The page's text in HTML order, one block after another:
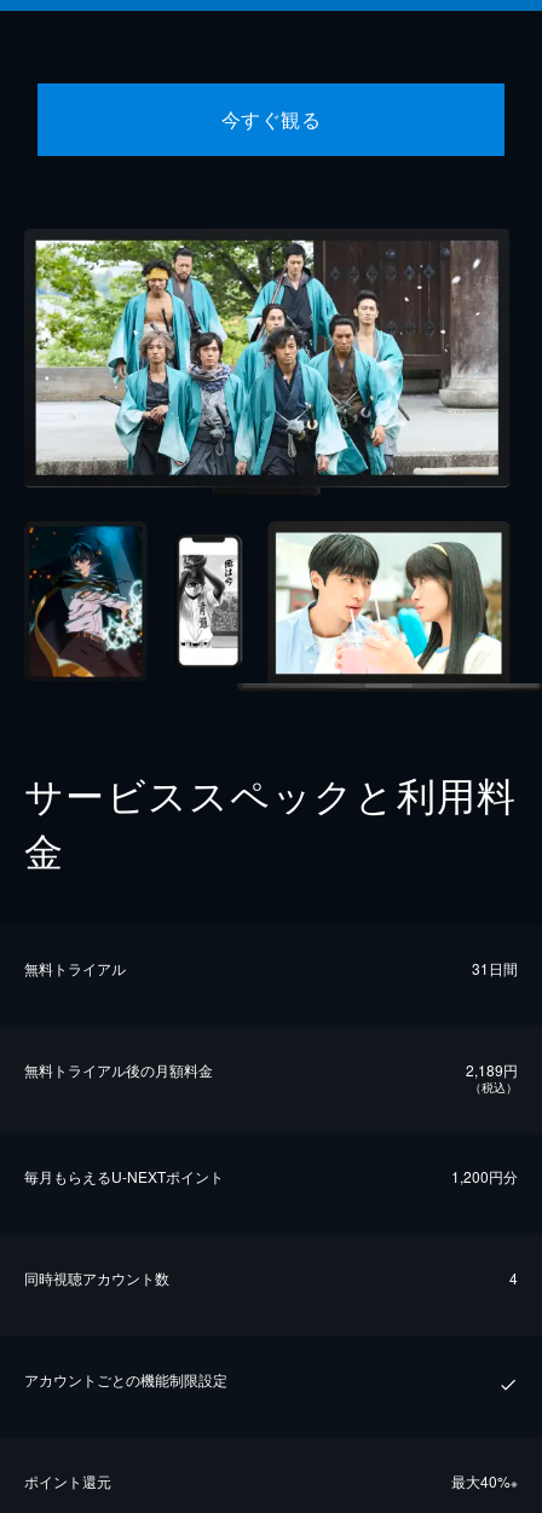
今すぐ観る
サービススペックと利用料
金
無料トライアル 31日間
無料トライアル後の⽉額料金 2,189円
（税込）
毎⽉もらえるU-NEXTポイント 1,200円分
同時視聴アカウント数 4
アカウントごとの機能制限設定
ポイント還元 最⼤40%※